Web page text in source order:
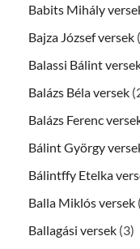
Babits Mihály
Bajza József versek
Balassi Bálint
Balázs Béla versek
Balázs Ferenc
Bálint György
Bálintffy Etelka
Balla Miklós versek
Ballagási versek (3)